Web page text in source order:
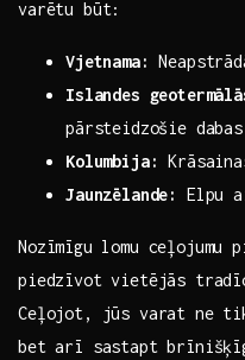
varētu būt:
Vjetnama:
Islandes
pārsteidzošie
Kolumbija:
Jaunzēlande:
Elpu
Nozīmīgu⁢ lomu
‌piedzīvot vietējās
Ceļojot, jūs varat ne⁤
bet arī sastapt